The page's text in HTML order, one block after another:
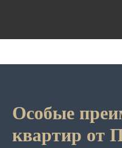
Особые
квартир от